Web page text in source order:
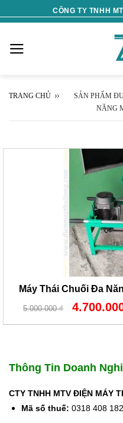
to
CÔNG TY TNHH
TRANG CHỦ
SẢN PHẨM
NĂNG
Máy Thái Chuối Đa
5.000.000₫
Giá
gốc
5.000.000 ₫.
Thông Tin Doanh
CTY TNHH MTV ĐIỆN MÁY
Mã số thuế: 0318 408 182